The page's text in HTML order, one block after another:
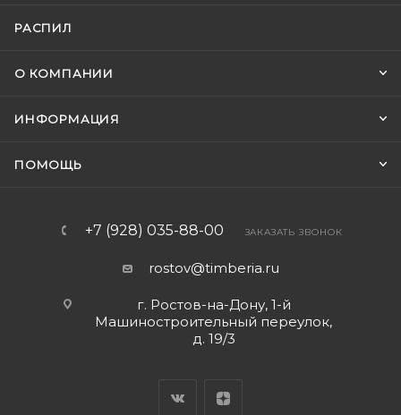
РАСПИЛ
О КОМПАНИИ
ИНФОРМАЦИЯ
ПОМОЩЬ
+7 (928) 035-88-00 ЗАКАЗАТЬ ЗВОНОК
rostov@timberia.ru
г. Ростов-на-Дону, 1-й
Машиностроительный переулок,
д. 19/3